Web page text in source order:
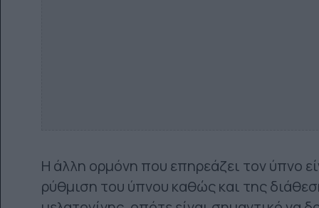
Η άλλη ορμόνη που επηρεάζει τον ύπνο
ρύθμιση του ύπνου καθώς και της